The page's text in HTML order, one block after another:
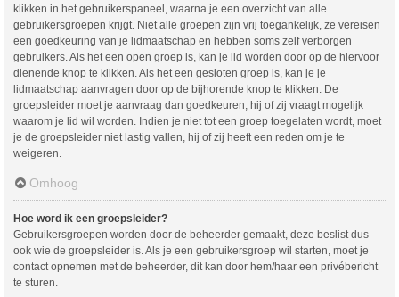
klikken in het gebruikerspaneel, waarna je een overzicht van alle
gebruikersgroepen krijgt. Niet alle groepen zijn vrij toegankelijk, ze vereisen
een goedkeuring van je lidmaatschap en hebben soms zelf verborgen
gebruikers. Als het een open groep is, kan je lid worden door op de hiervoor
dienende knop te klikken. Als het een gesloten groep is, kan je je
lidmaatschap aanvragen door op de bijhorende knop te klikken. De
groepsleider moet je aanvraag dan goedkeuren, hij of zij vraagt mogelijk
waarom je lid wil worden. Indien je niet tot een groep toegelaten wordt, moet
je de groepsleider niet lastig vallen, hij of zij heeft een reden om je te
weigeren.
Omhoog
Hoe word ik een groepsleider?
Gebruikersgroepen worden door de beheerder gemaakt, deze beslist dus
ook wie de groepsleider is. Als je een gebruikersgroep wil starten, moet je
contact opnemen met de beheerder, dit kan door hem/haar een privébericht
te sturen.